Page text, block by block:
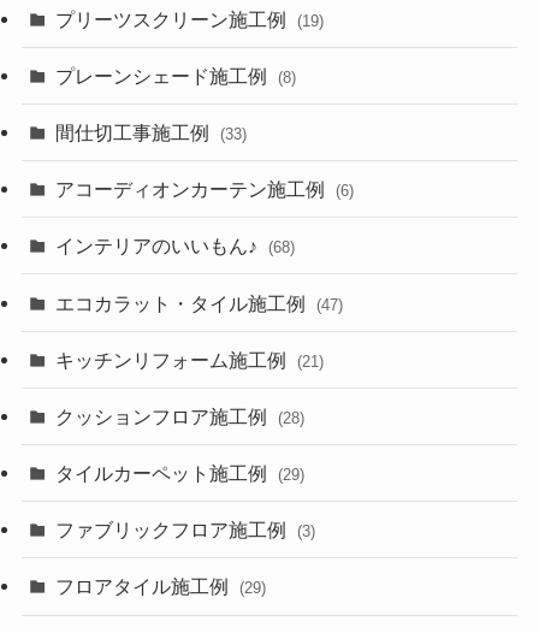
プリーツスクリーン施工例 (19)
プレーンシェード施工例 (8)
間仕切工事施工例 (33)
アコーディオンカーテン施工例 (6)
インテリアのいいもん♪ (68)
エコカラット・タイル施工例 (47)
キッチンリフォーム施工例 (21)
クッションフロア施工例 (28)
タイルカーペット施工例 (29)
ファブリックフロア施工例 (3)
フロアタイル施工例 (29)